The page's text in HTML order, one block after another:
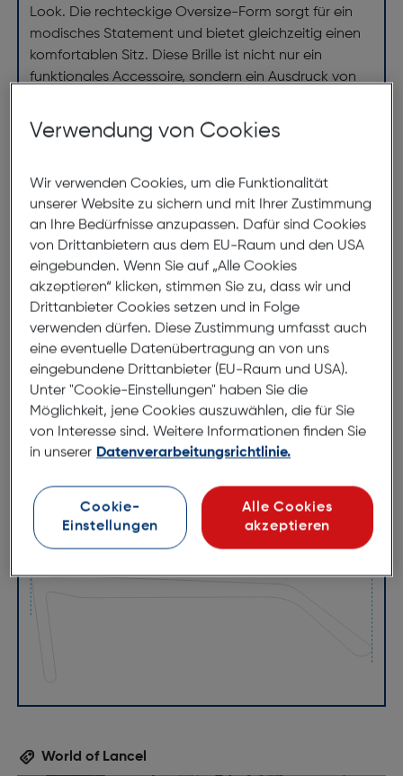
Look. Die rechteckige Oversize-Form sorgt für ein
modisches Statement und bietet gleichzeitig einen
komfortablen Sitz. Diese Brille ist nicht nur ein
funktionales Accessoire, sondern ein Ausdruck von
Brillenbreite:139mm
Steg: 18mm
Glasbreite:55mm
Bügellänge:
135mm
(individuell ausrichtbar)
139mm
55mm
135mm
World of Lancel
Verwendung von Cookies
Wir verwenden Cookies, um die Funktionalität
unserer Website zu sichern und mit Ihrer Zustimmung
an Ihre Bedürfnisse anzupassen. Dafür sind Cookies
von Drittanbietern aus dem EU-Raum und den USA
eingebunden. Wenn Sie auf „Alle Cookies
akzeptieren“ klicken, stimmen Sie zu, dass wir und
Drittanbieter Cookies setzen und in Folge
verwenden dürfen. Diese Zustimmung umfasst auch
eine eventuelle Datenübertragung an von uns
eingebundene Drittanbieter (EU-Raum und USA).
Unter "Cookie-Einstellungen" haben Sie die
Möglichkeit, jene Cookies auszuwählen, die für Sie
von Interesse sind. Weitere Informationen finden Sie
in unserer Datenverarbeitungsrichtlinie.
Cookie-
Einstellungen
Alle Cookies
akzeptieren